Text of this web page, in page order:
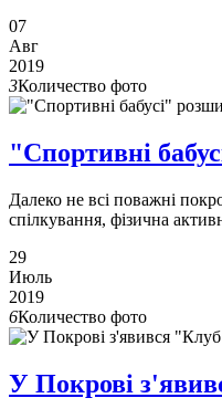
07
Авг
2019
3Количество фото
"Спортивні
Далеко не всі поважні
спілкування, фізична
29
Июль
2019
6Количество фото
У Покрові